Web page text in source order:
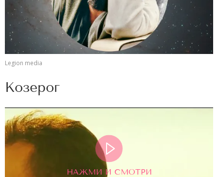
Legion media
Козерог
НАЖМИ И СМОТРИ